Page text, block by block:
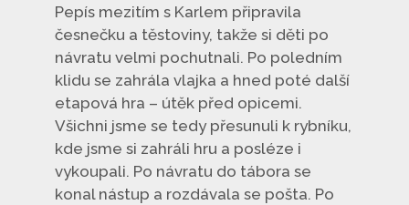
Pepís mezitím s Karlem připravila
česnečku a těstoviny, takže si děti po
návratu velmi pochutnali. Po poledním
klidu se zahrála vlajka a hned poté další
etapová hra – útěk před opicemi.
Všichni jsme se tedy přesunuli k rybníku,
kde jsme si zahráli hru a posléze i
vykoupali. Po návratu do tábora se
konal nástup a rozdávala se pošta. Po